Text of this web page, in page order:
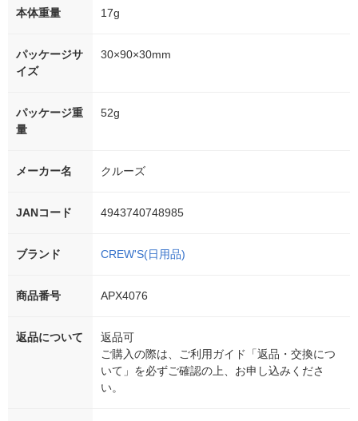
本体重量 17g
パッケージサ
イズ
30×90×30mm
パッケージ重
量
52g
メーカー名 クルーズ
JANコード 4943740748985
ブランド CREW'S(日用品)
商品番号 APX4076
返品について
返品可
ご購入の際は、ご利用ガイド「返品・交換につ
いて」を必ずご確認の上、お申し込みくださ
い。